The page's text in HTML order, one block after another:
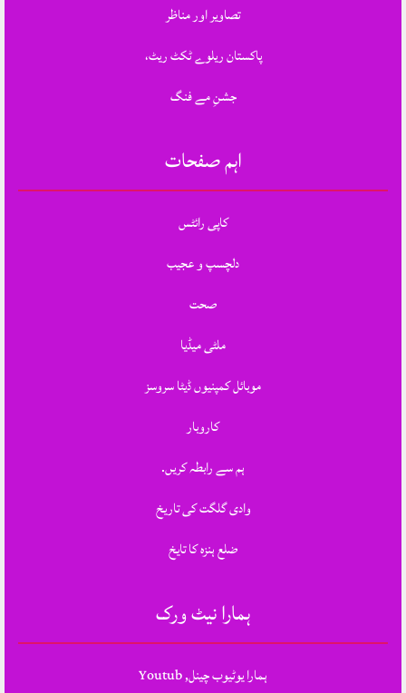
تصاویر اور مناظر
پاکستان ریلوے ٹکٹ ریٹ،
جشنِ مے فنگ
اہم صفحات
کاپی رائٹس
دلچسپ و عجیب
صحت
ملٹی میڈیا
موبائل کمپنیوں ڈیٹا سروسز
کاروبار
ہم سے رابطہ کریں.
وادی گلگت کی تاریخ
ضلع ہنزہ کا تایخ
ہمارا نیٹ ورک
ہمارا یوٹیوب چینل, Youtub